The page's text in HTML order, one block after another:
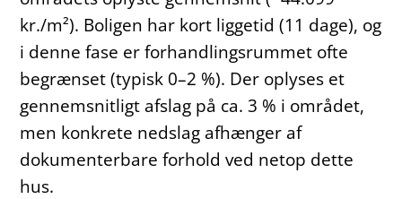
kr./m²). Boligen har kort liggetid (11 dage), og
i denne fase er forhandlingsrummet ofte
begrænset (typisk 0–2 %). Der oplyses et
gennemsnitligt afslag på ca. 3 % i området,
men konkrete nedslag afhænger af
dokumenterbare forhold ved netop dette
hus.